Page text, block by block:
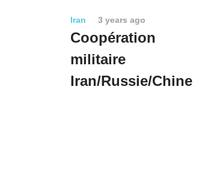
Iran 3 years ago
Coopération
militaire
Iran/Russie/Chine